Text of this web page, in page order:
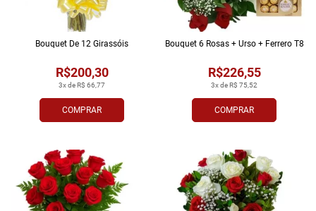
COMPRAR
3x de R$ 66,77
R$200,30
Bouquet De 12 Girassóis
COMPRAR
3x de R$ 75,52
R$226,55
Bouquet 6 Rosas + Urso + Ferrero T8